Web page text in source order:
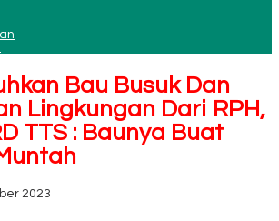
Bau Busuk Dan
Lingkungan Dari RPH,
TTS : Baunya Buat
2023